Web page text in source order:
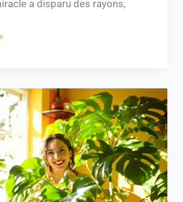
a disparu des rayons,